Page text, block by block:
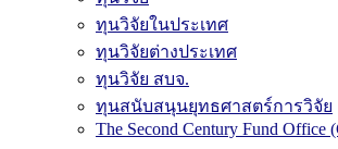
ทุนวิจัยในประเทศ
ทุนวิจัยต่างประเทศ
ทุนวิจัย สบจ.
ทุนสนับสนุนยุทธศาสตร์การวิจัย
The Second Century Fund Office